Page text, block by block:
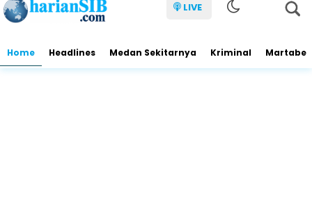
LIVE
Home Headlines Medan Sekitarnya Kriminal Martabe